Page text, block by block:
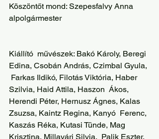
Köszöntőt mond: Szepesfalvy Anna
alpolgármester
Kiállító  művészek: Bakó Károly, Beregi
Edina, Csobán András, Czimbal Gyula,
Farkas Ildikó, Filotás Viktória, Haber
Szilvia, Haid Attila, Haszon  Ákos,
Herendi Péter, Hernusz Ágnes, Kalas
Zsuzsa, Kaintz Regina, Kanyó  Ferenc,
Kaszás Réka, Kutasi Tünde, Mag
Krisztina, Millavári Silvia,  Palik Eszter,